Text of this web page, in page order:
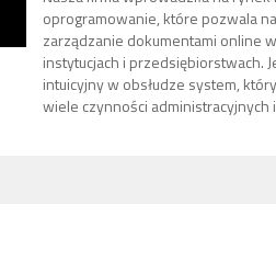
oprogramowanie, które pozwala
zarządzanie dokumentami online
instytucjach i przedsiębiorstwach.
intuicyjny w obsłudze system,
wiele czynności